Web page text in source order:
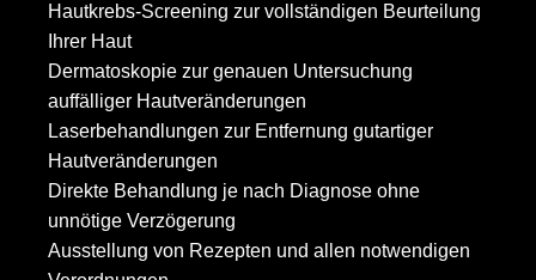
Hautkrebs-Screening zur vollständigen Beurteilung
Ihrer Haut
Dermatoskopie zur genauen Untersuchung
auffälliger Hautveränderungen
Laserbehandlungen zur Entfernung gutartiger
Hautveränderungen
Direkte Behandlung je nach Diagnose ohne
unnötige Verzögerung
Ausstellung von Rezepten und allen notwendigen